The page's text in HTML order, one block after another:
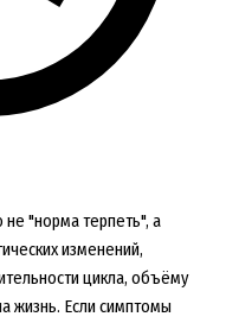
"норма терпеть", а
изменений,
цикла, объёму
жизнь. Если симптомы